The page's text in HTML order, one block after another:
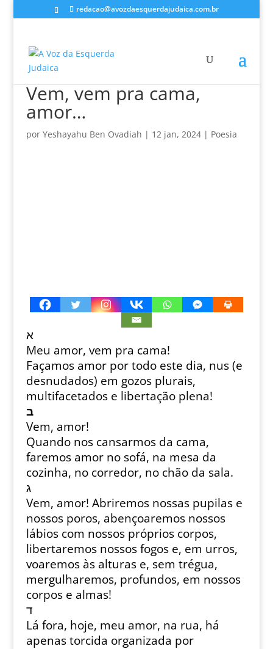
redacao@avozdaesquerdajudaica.com.br
Vem, vem pra cama,
amor…
por Yeshayahu Ben Ovadiah | 12 jan, 2024| Poesia
א
Meu amor, vem pra cama!
Façamos amor por todo este dia, nus (e
desnudados) em gozos plurais,
multifacetados e libertação plena!
ב
Vem, amor!
Quando nos cansarmos da cama,
faremos amor no sofá, na mesa da
cozinha, no corredor, no chão da sala.
ג
Vem, amor! Abriremos nossas pupilas e
nossos poros, abençoaremos nossos
lábios com nossos próprios corpos,
libertaremos nossos fogos e, em urros,
voaremos às alturas e, sem trégua,
mergulharemos, profundos, em nossos
corpos e almas!
ד
Lá fora, hoje, meu amor, na rua, há
apenas torcida organizada por